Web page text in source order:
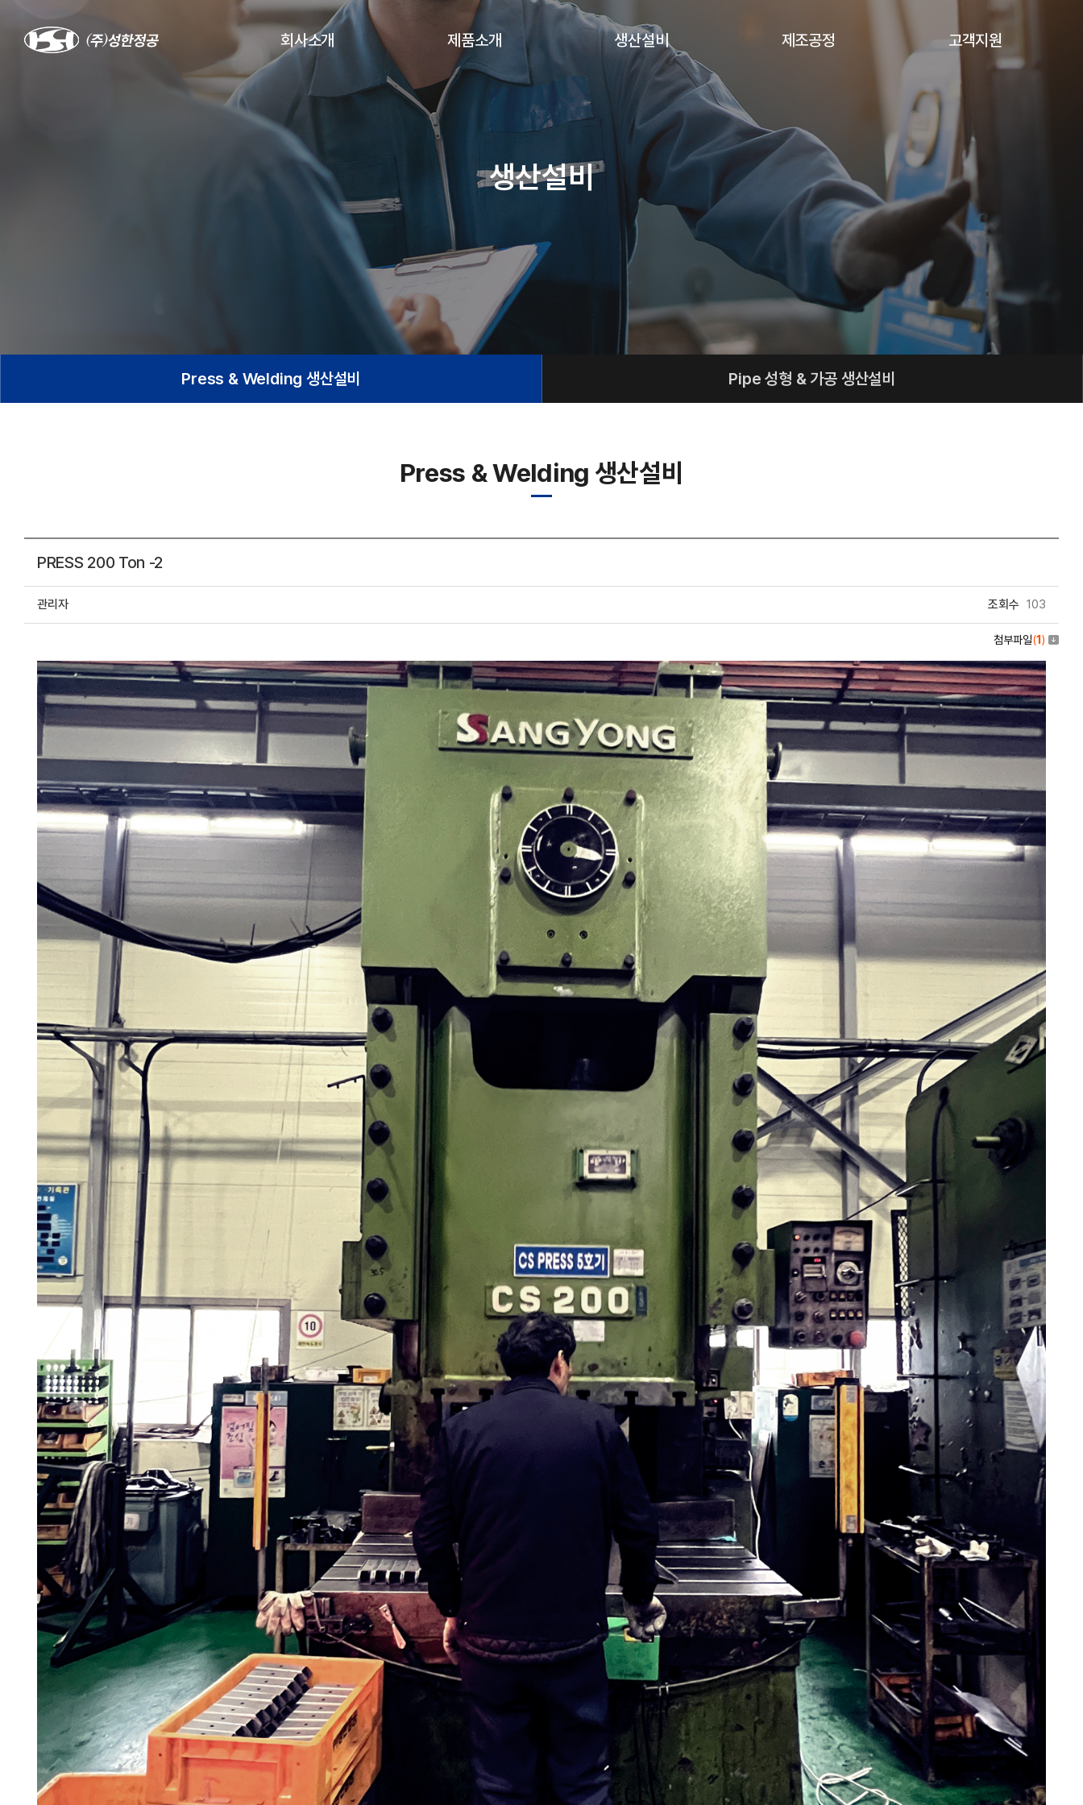
회사소개
연혁 · 경영방침
오시는 길
제품소개
Press & Welding
PIPE 성형가공제품
HUB CORE ASS'Y
생산설비
Press & Welding
생산설비
Pipe 성형 & 가공 생산설비
제조공정
제조공정
Pipe 성형 & 가공 제조공정
고객지원
생산설비
Press & Welding 생산설비 Pipe 성형 & 가공 생산설비
Press & Welding 생산설비
PRESS 200 Ton -2
관리자 조회수 103
첨부파일(1 )